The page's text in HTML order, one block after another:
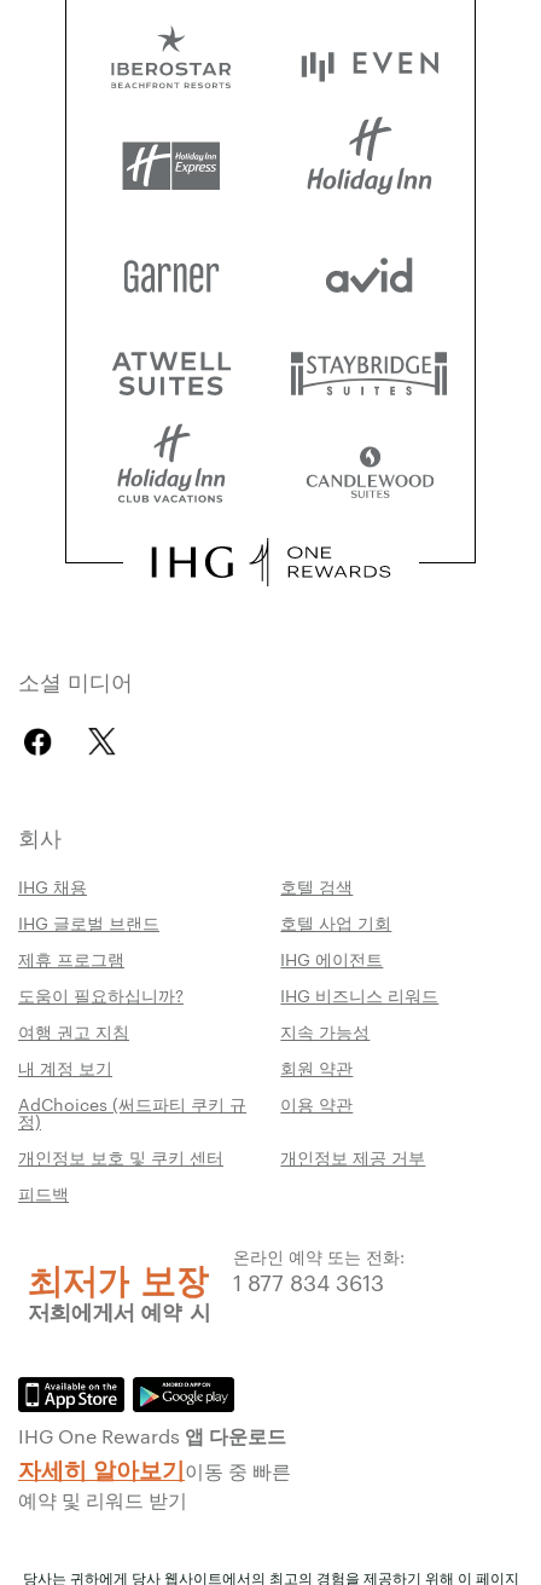
소셜 미디어
회사
IHG 채용
호텔 검색
IHG 글로벌 브랜드
호텔 사업 기회
제휴 프로그램
IHG 에이전트
도움이 필요하십니까?
IHG 비즈니스 리워드
여행 권고 지침
지속 가능성
내 계정 보기
회원 약관
AdChoices (써드파티 쿠키 규
정)
이용 약관
개인정보 보호 및 쿠키 센터
개인정보 제공 거부
피드백
온라인 예약 또는 전화:
1 877 834 3613
IHG One Rewards 앱 다운로드
자세히 알아보기이동 중 빠른
예약 및 리워드 받기
당사는 귀하에게 당사 웹사이트에서의 최고의 경험을 제공하기 위해 이 페이지